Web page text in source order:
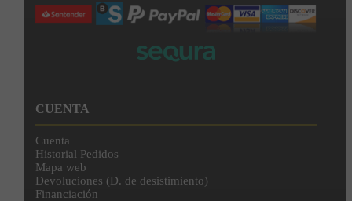
CUENTA
Cuenta
Historial Pedidos
Mapa web
Devoluciones (D. de desistimiento)
Financiación